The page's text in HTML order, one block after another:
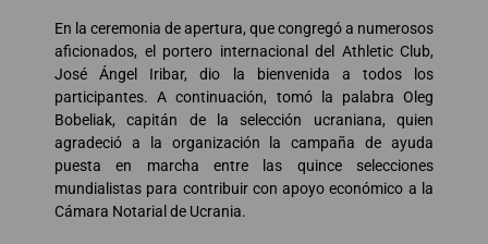
En la ceremonia de apertura, que congregó a numerosos
aficionados, el portero internacional del Athletic Club,
José Ángel Iribar, dio la bienvenida a todos los
participantes. A continuación, tomó la palabra Oleg
Bobeliak, capitán de la selección ucraniana, quien
agradeció a la organización la campaña de ayuda
puesta en marcha entre las quince selecciones
mundialistas para contribuir con apoyo económico a la
Cámara Notarial de Ucrania.